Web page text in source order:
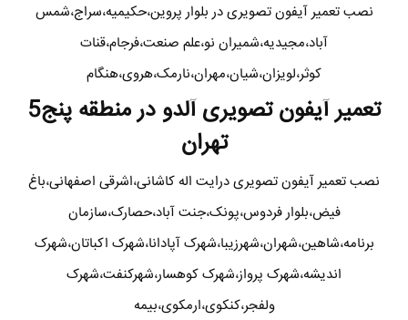
نصب تعمیر آیفون تصویری در بلوار پروین،حکیمیه،سراج،شمس
آباد،مجیدیه،شمیران نو،علم صنعت،فرجام،قنات
کوثر،لویزان،شیان،مهران،نارمک،هروی،هنگام
تعمیر آیفون تصویری آلدو در منطقه پنج5
تهران
نصب تعمیر آیفون تصویری درایت اله کاشانی،اشرقی اصفهانی،باغ
فیض،بلوار فردوس،پونک،جنت آباد،حصارک،سازمان
برنامه،شاهین،شهران،شهرزیبا،شهرک آپادانا،شهرک اکباتان،شهرک
اندیشه،شهرک پرواز،شهرک کوهسار،شهرکنفت،شهرک
ولفجر،کنکوی،ارمکوی،بیمه